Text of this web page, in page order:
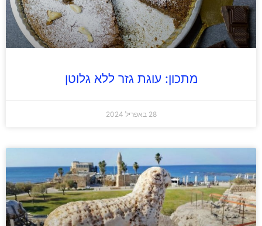
מתכון: עוגת גזר ללא גלוטן
28 באפריל 2024